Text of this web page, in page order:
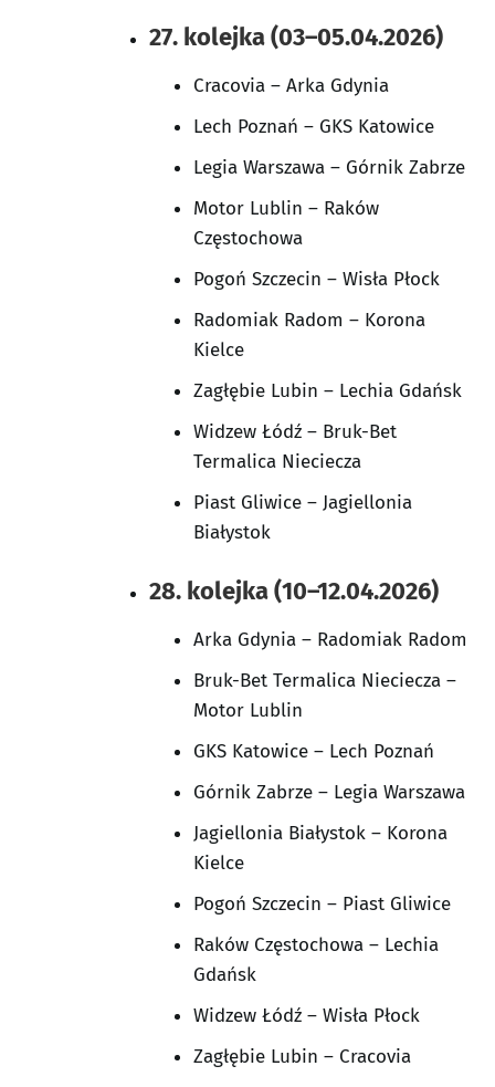
27. kolejka (03–05.04.2026)
Cracovia – Arka Gdynia
Lech Poznań – GKS Katowice
Legia Warszawa – Górnik Zabrze
Motor Lublin – Raków
Częstochowa
Pogoń Szczecin – Wisła Płock
Radomiak Radom – Korona
Kielce
Zagłębie Lubin – Lechia Gdańsk
Widzew Łódź – Bruk-Bet
Termalica Nieciecza
Piast Gliwice – Jagiellonia
Białystok
28. kolejka (10–12.04.2026)
Arka Gdynia – Radomiak Radom
Bruk-Bet Termalica Nieciecza –
Motor Lublin
GKS Katowice – Lech Poznań
Górnik Zabrze – Legia Warszawa
Jagiellonia Białystok – Korona
Kielce
Pogoń Szczecin – Piast Gliwice
Raków Częstochowa – Lechia
Gdańsk
Widzew Łódź – Wisła Płock
Zagłębie Lubin – Cracovia